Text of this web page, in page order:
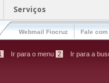
Serviços
Webmail Fiocruz Fale
Ir para o menu 2 Ir para a